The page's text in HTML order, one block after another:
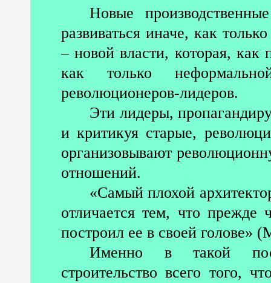
Новые
развиваться иначе, как
– новой власти, которая,
как только
революционеров-лидеров.
Эти лидеры,
и критикуя старые,
организовывают
отношений.
«Самый плохой
отличается тем, что
построил ее в своей голове»
Именно в такой
строительство всего того,